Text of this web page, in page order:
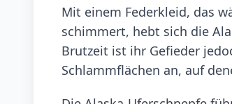
Mit einem Federkleid, das
schimmert, hebt sich die
Brutzeit ist ihr Gefieder
Schlammflächen an, auf